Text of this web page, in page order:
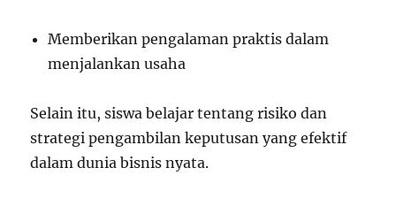
Memberikan pengalaman praktis dalam
menjalankan usaha
Selain itu, siswa belajar tentang risiko dan
strategi pengambilan keputusan yang efektif
dalam dunia bisnis nyata.